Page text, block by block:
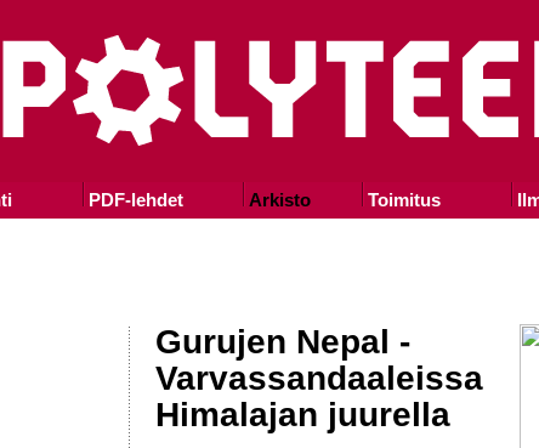
PDF-lehdet Arkisto Toimitus
Gurujen Nepal -
Varvassandaaleissa
Himalajan juurella